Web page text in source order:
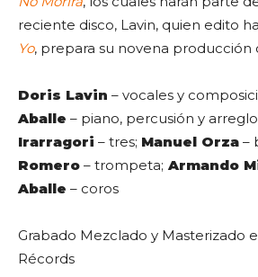
reciente disco, Lavin, quien edito
Yo, prepara su novena producción
Doris Lavin – vocales y
Aballe – piano, percusión y
Irarragori – tres; Manuel Orza –
Romero – trompeta; Armando
Aballe – coros
Grabado Mezclado y Masterizado
Récords